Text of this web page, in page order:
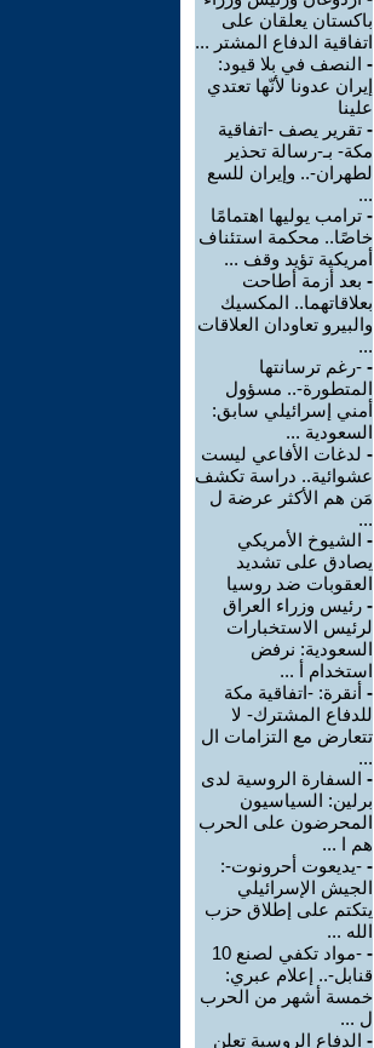
باكستان يعلقان على
اتفاقية الدفاع المشتر ...
- النصف في بلا قيود:
إيران عدونا لأنّها تعتدي
علينا
- تقرير يصف -اتفاقية
مكة- بـ-رسالة تحذير
لطهران-.. وإيران للسع
...
- ترامب يوليها اهتمامًا
خاصًا.. محكمة استئناف
أمريكية تؤيد وقف ...
- بعد أزمة أطاحت
بعلاقاتهما.. المكسيك
والبيرو تعاودان العلاقات
...
- -رغم ترسانتها
المتطورة-.. مسؤول
أمني إسرائيلي سابق:
السعودية ...
- لدغات الأفاعي ليست
عشوائية.. دراسة تكشف
مَن هم الأكثر عرضة ل
...
- الشيوخ الأمريكي
يصادق على تشديد
العقوبات ضد روسيا
- رئيس وزراء العراق
لرئيس الاستخبارات
السعودية: نرفض
استخدام أ ...
- أنقرة: -اتفاقية مكة
للدفاع المشترك- لا
تتعارض مع التزامات ال
...
- السفارة الروسية لدى
برلين: السياسيون
المحرضون على الحرب
هم ا ...
- -يديعوت أحرونوت-:
الجيش الإسرائيلي
يتكتم على إطلاق حزب
الله ...
-
-مواد تكفي لصنع 10
قنابل-.. إعلام عبري:
خمسة أشهر من الحرب
ل ...
- الدفاع الروسية تعلن